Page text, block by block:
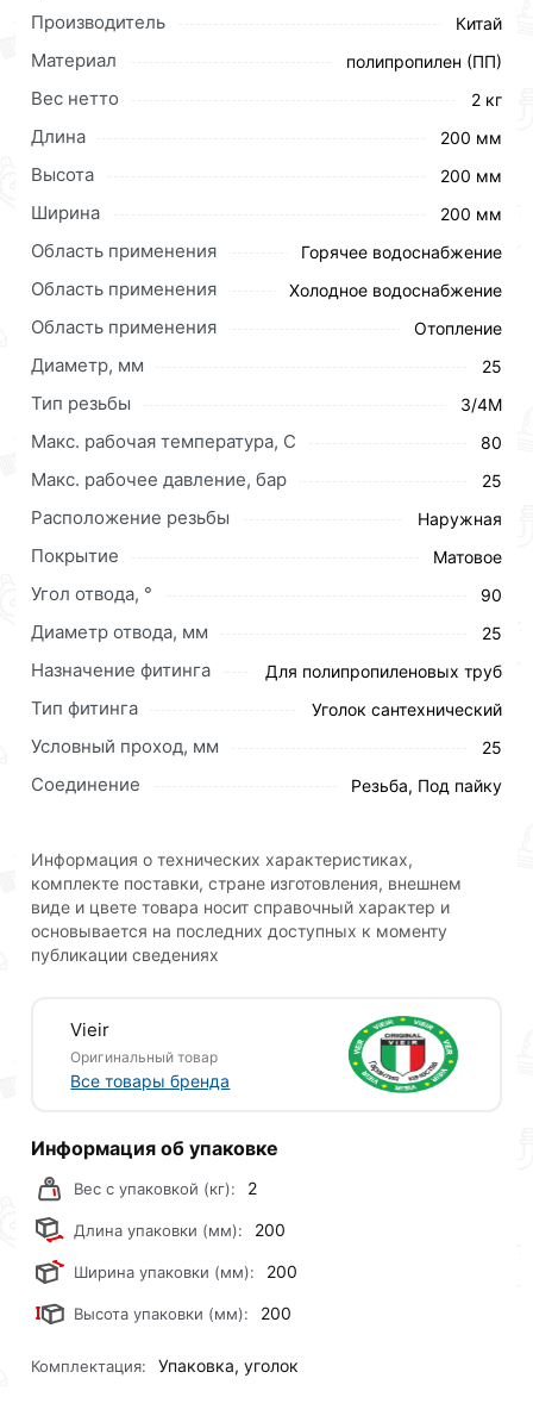
Для приобретения данной позиции, кликните
мышкой
«Добавить в корзину»
кнопку«Быстрый заказ»
. Также можете оформить
заказ позвонив по контактам указанным на сайте.
Условия доставки и цены на товар Уголок
полипропиленовый комбинированный Ф 25 х 3/4 Ш
заказ и свяжутся с Вами для согласования условий
доставки или самовывоза.Перед оформлением
онлайн заказа рекомендуем ознакомиться с
Данний товар от производителя
соответствует всем стандартам качества. Возврат
купленного товарa в течение 30 дней (наличие чека
обязательно).
Производитель Китай
Материал полипропилен (ПП)
Вес нетто 2 кг
Длина 200 мм
Высота 200 мм
Ширина 200 мм
Область применения Горячее водоснабжение
Область применения Холодное водоснабжение
Область применения Отопление
Диаметр, мм 25
Тип резьбы 3/4M
Макс. рабочая температура, C 80
Макс. рабочее давление, бар 25
Расположение резьбы Наружная
Покрытие Матовое
Угол отвода, ° 90
Диаметр отвода, мм 25
Назначение фитинга Для полипропиленовых труб
Тип фитинга Уголок сантехнический
Условный проход, мм 25
Соединение Резьба, Под пайку
Информация о технических характеристиках,
комплекте поставки, стране изготовления, внешнем
виде и цвете товара носит справочный характер и
основывается на последних доступных к моменту
публикации сведениях
Vieir
Оригинальный товар
Все товары бренда
Информация об упаковке
Вес с упаковкой (кг): 2
Длина упаковки (мм): 200
Ширина упаковки (мм): 200
Высота упаковки (мм): 200
Комплектация: Упаковка, уголок